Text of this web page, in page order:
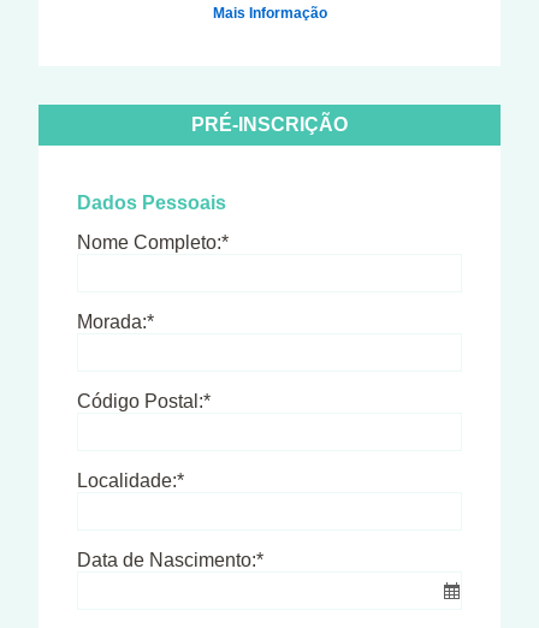
Mais Informação
PRÉ-INSCRIÇÃO
Dados Pessoais
Nome Completo:*
Morada:*
Código Postal:*
Localidade:*
Data de Nascimento:*